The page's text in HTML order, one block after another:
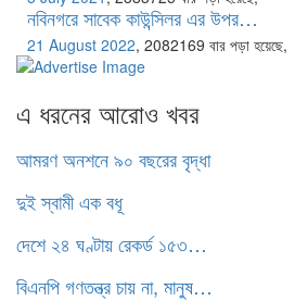
নবিনগরে সাবেক কাউন্সিলর এর উপর…
21 August 2022, 2082169 বার পড়া হয়েছে,
এ ধরনের আরোও খবর
আমরণ অনশনে ৯০ বছরের বৃদ্ধা
দুই স্বামী এক বধূ
দেশে ২৪ ঘণ্টায় রেকর্ড ১৫৩…
বিএনপি গণতন্ত্র চায় না, মানুষ…